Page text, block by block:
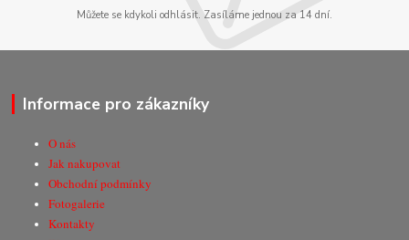
Můžete se kdykoli odhlásit. Zasíláme jednou za 14 dní.
Informace pro zákazníky
O nás
Jak nakupovat
Obchodní podmínky
Fotogalerie
Kontakty